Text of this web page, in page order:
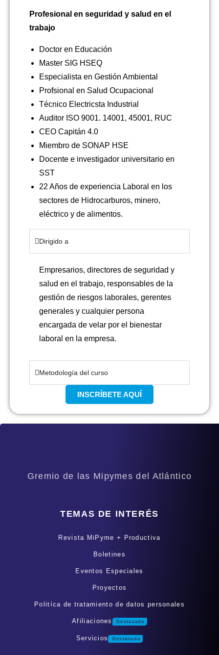
Profesional en seguridad y salud en el
trabajo
Doctor en Educación
Master SIG HSEQ
Especialista en Gestión Ambiental
Profsional en Salud Ocupacional
Técnico Electricsta Industrial
Auditor ISO 9001. 14001, 45001, RUC
CEO Capitán 4.0
Miembro de SONAP HSE
Docente e investigador universitario en
SST
22 Años de experiencia Laboral en los
sectores de Hidrocarburos, minero,
eléctrico y de alimentos.
Dirigido a
Empresarios, directores de seguridad y
salud en el trabajo, responsables de la
gestión de riesgos laborales, gerentes
generales y cualquier persona
encargada de velar por el bienestar
laboral en la empresa.
Metodología del curso
INSCRÍBETE AQUÍ
Gremio de las Mipymes del Atlántico
TEMAS DE INTERÉS
Revista MiPyme + Productiva
Boletines
Eventos Especiales
Proyectos
Politíca de tratamiento de datos personales
Afiliaciones Destacado
Servicios Destacado